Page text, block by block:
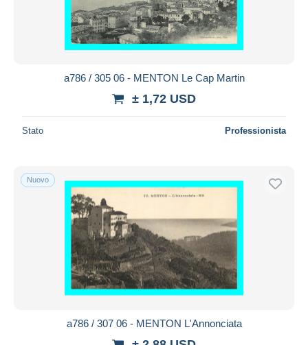
a786 / 305 06 - MENTON Le Cap Martin
± 1,72 USD
Stato Professionista
Nuovo
a786 / 307 06 - MENTON L'Annonciata